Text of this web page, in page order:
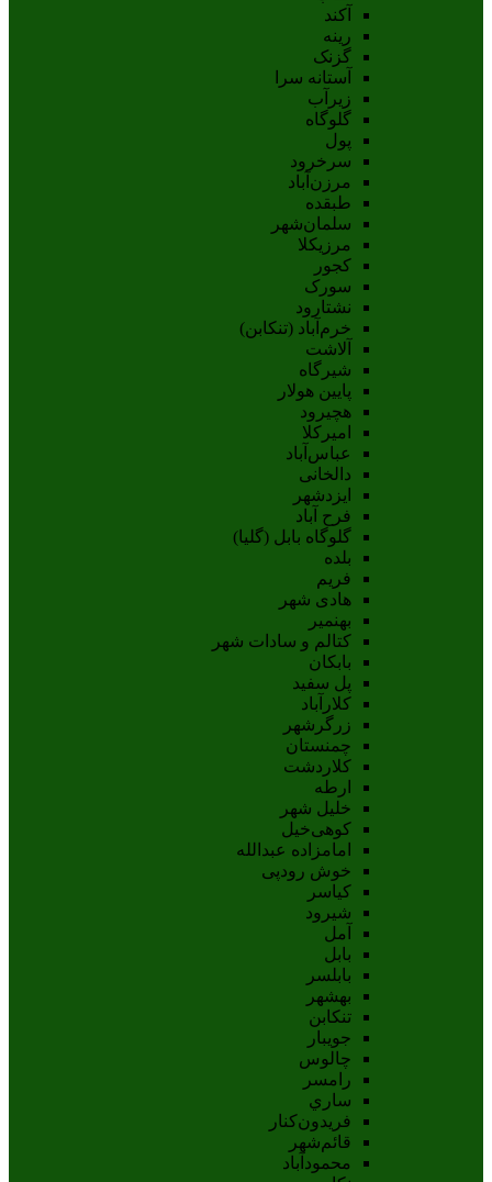
آکند
رینه
گزنک
آستانه سرا
زیرآب
گلوگاه
پول
سرخرود
مرزن‌آباد
طبقده
سلمان‌شهر
مرزیکلا
کجور
سورک
نشتارود
خرم‌آباد (تنکابن)
آلاشت
شیرگاه
پایین هولار
هچیرود
امیرکلا
عباس‌آباد
دالخانی
ایزدشهر
فرح آباد
گلوگاه بابل (گلیا)
بلده
فریم
هادی شهر
بهنمیر
کتالم و سادات شهر
بابکان
پل سفید
کلارآباد
زرگرشهر
چمنستان
کلاردشت
ارطه
خلیل شهر
کوهی‌خیل
امامزاده عبدالله
خوش رودپی
کیاسر
شیرود
آمل
بابل
بابلسر
بهشهر
تنکابن
جويبار
چالوس
رامسر
ساري
فريدون‌کنار
قائم‌شهر
محمودآباد